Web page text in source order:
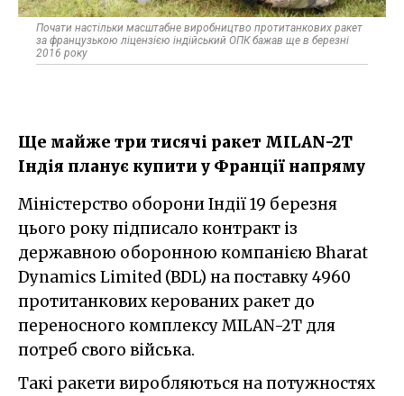
Почати настільки масштабне виробництво протитанкових ракет
за французькою ліцензією індійський ОПК бажав ще в березні
2016 року
Ще майже три тисячі ракет MILAN-2T
Індія планує купити у Франції напряму
Міністерство оборони Індії 19 березня
цього року підписало контракт із
державною оборонною компанією Bharat
Dynamics Limited (BDL) на поставку 4960
протитанкових керованих ракет до
переносного комплексу MILAN-2T для
потреб свого війська.
Такі ракети виробляються на потужностях